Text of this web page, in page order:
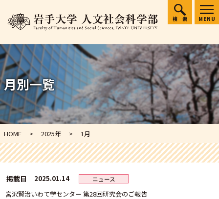
検索 MENU
月別一覧
HOME 2025年 1月
掲載日 2025.01.14 ニュース
宮沢賢治いわて学センター 第28回研究会のご報告